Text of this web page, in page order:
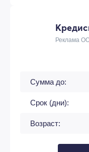
Реклама
Сумма до:
Срок (дни):
Возраст: